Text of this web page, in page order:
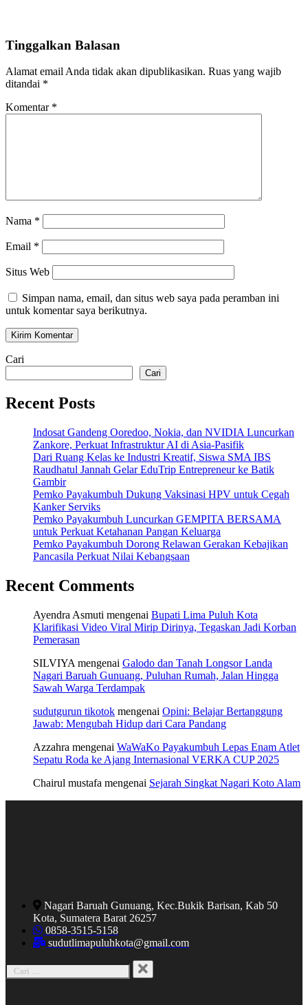
Tinggalkan Balasan
Alamat email Anda tidak akan dipublikasikan. Ruas yang wajib
ditandai *
Komentar *
Nama *
Email *
Situs Web
Simpan nama, email, dan situs web saya pada peramban ini
untuk komentar saya berikutnya.
Cari
Cari
Recent Posts
Indosat Gandeng Ooredoo, Nokia, dan NVIDIA Luncurkan
Zankore, Perkuat Infrastruktur AI di Asia-Pasifik
Dari Ruang Kelas ke Industri Kreatif, Siswa SMA IBS
Raudhatul Jannah Gelar EduTrip Entrepreneur ke Batik
Gambir
Pemko Payakumbuh Dukung Vaksinasi HPV untuk Cegah
Kanker Serviks
Pemko Payakumbuh Luncurkan GEMPITA BERSAMA
untuk Perkuat Ketahanan Pangan Keluarga
Pemko Payakumbuh Dorong Relawan Gerakan Kebajikan
Pancasila Perkuat Nilai Kebangsaan
Recent Comments
Ayendra Asmuti mengenai Bupati Lima Puluh Kota
Klarifikasi Video Viral Mirip Dirinya, Tegaskan Jadi Korban
Pemerasan
SILVIYA mengenai Galodo dan Tanah Longsor Landa
Nagari Baruah Gunuang, Puluhan Rumah, Jalan Hingga
Sawah Warga Terdampak
sudutgurun tikotok mengenai Opini: Belajar Bertanggung
Jawab: Mengubah Hidup dari Cara Pandang
Azzahra mengenai WaWaKo Payakumbuh Lepas Enam Atlet
Sepatu Roda ke Ajang Internasional VERKA CUP 2025
Chairul mustafa mengenai Sejarah Singkat Nagari Koto Alam
Nagari Baruah Gunuang, Kec.Bukik Barisan, Kab 50
Kota, Sumatera Barat 26257
0858-3515-5158
sudutlimapuluhkota@gmail.com